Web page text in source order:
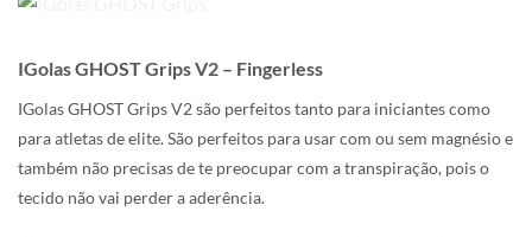
IGolas GHOST Grips V2 – Fingerless
IGolas GHOST Grips V2 são perfeitos tanto para iniciantes como
para atletas de elite. São perfeitos para usar com ou sem magnésio e
também não precisas de te preocupar com a transpiração, pois o
tecido não vai perder a aderência.